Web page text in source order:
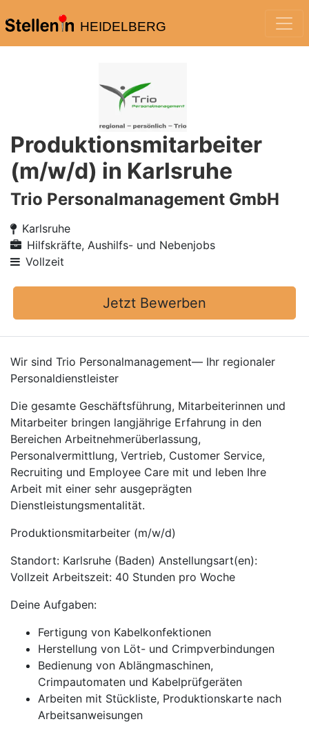
HEIDELBERG
Produktionsmitarbeiter
(m/w/d) in Karlsruhe
Trio Personalmanagement GmbH
Karlsruhe
Hilfskräfte, Aushilfs- und Nebenjobs
Vollzeit
Jetzt Bewerben
Wir sind Trio Personalmanagement— Ihr regionaler
Personaldienstleister
Die gesamte Geschäftsführung, Mitarbeiterinnen und
Mitarbeiter bringen langjährige Erfahrung in den
Bereichen Arbeitnehmerüberlassung,
Personalvermittlung, Vertrieb, Customer Service,
Recruiting und Employee Care mit und leben Ihre
Arbeit mit einer sehr ausgeprägten
Dienstleistungsmentalität.
Produktionsmitarbeiter (m/w/d)
Standort: Karlsruhe (Baden) Anstellungsart(en):
Vollzeit Arbeitszeit: 40 Stunden pro Woche
Deine Aufgaben:
Fertigung von Kabelkonfektionen
Herstellung von Löt- und Crimpverbindungen
Bedienung von Ablängmaschinen,
Crimpautomaten und Kabelprüfgeräten
Arbeiten mit Stückliste, Produktionskarte nach
Arbeitsanweisungen